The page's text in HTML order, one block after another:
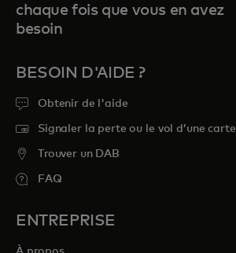
chaque fois que vous en avez
besoin
BESOIN D'AIDE ?
Obtenir de l'aide
Signaler la perte ou le vol d’une carte
Trouver un DAB
FAQ
ENTREPRISE